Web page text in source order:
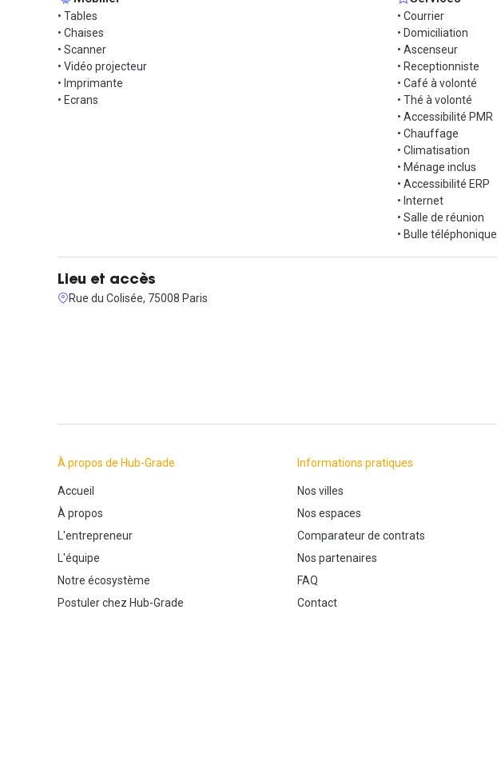
• Tables
• Chaises
• Scanner
• Vidéo projecteur
• Imprimante
• Ecrans
• Courrier
• Domiciliation
• Ascenseur
• Receptionniste
• Café à volonté
• Thé à volonté
• Accessibilité PMR
• Chauffage
• Climatisation
• Ménage inclus
• Accessibilité ERP
• Internet
• Salle de réunion
• Bulle téléphonique
Lieu et accès
Rue du Colisée, 75008 Paris
À propos de Hub-Grade
Accueil
À propos
L'entrepreneur
L'équipe
Notre écosystème
Postuler chez Hub-Grade
Informations pratiques
Nos villes
Nos espaces
Comparateur de contrats
Nos partenaires
FAQ
Contact